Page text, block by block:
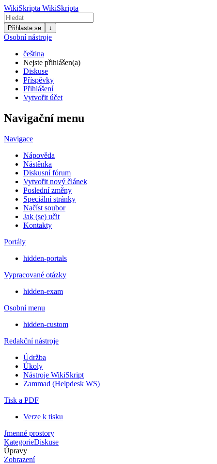
WikiSkripta WikiSkripta
Přihlaste se ↓
Osobní nástroje
čeština
Nejste přihlášen(a)
Diskuse
Příspěvky
Přihlášení
Vytvořit účet
Navigační menu
Navigace
Nápověda
Nástěnka
Diskusní fórum
Vytvořit nový článek
Poslední změny
Speciální stránky
Načíst soubor
Jak (se) učit
Kontakty
Portály
hidden-portals
Vypracované otázky
hidden-exam
Osobní menu
hidden-custom
Redakční nástroje
Údržba
Úkoly
Nástroje WikiSkript
Zammad (Helpdesk WS)
Tisk a PDF
Verze k tisku
Jmenné prostory
KategorieDiskuse
Úpravy
Zobrazení